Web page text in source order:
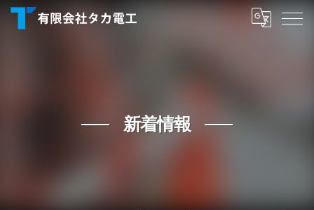
新着情報